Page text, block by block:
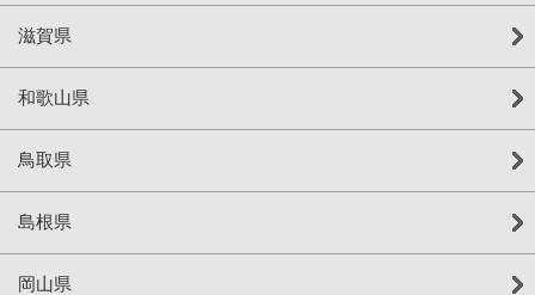
滋賀県
和歌山県
鳥取県
島根県
岡山県